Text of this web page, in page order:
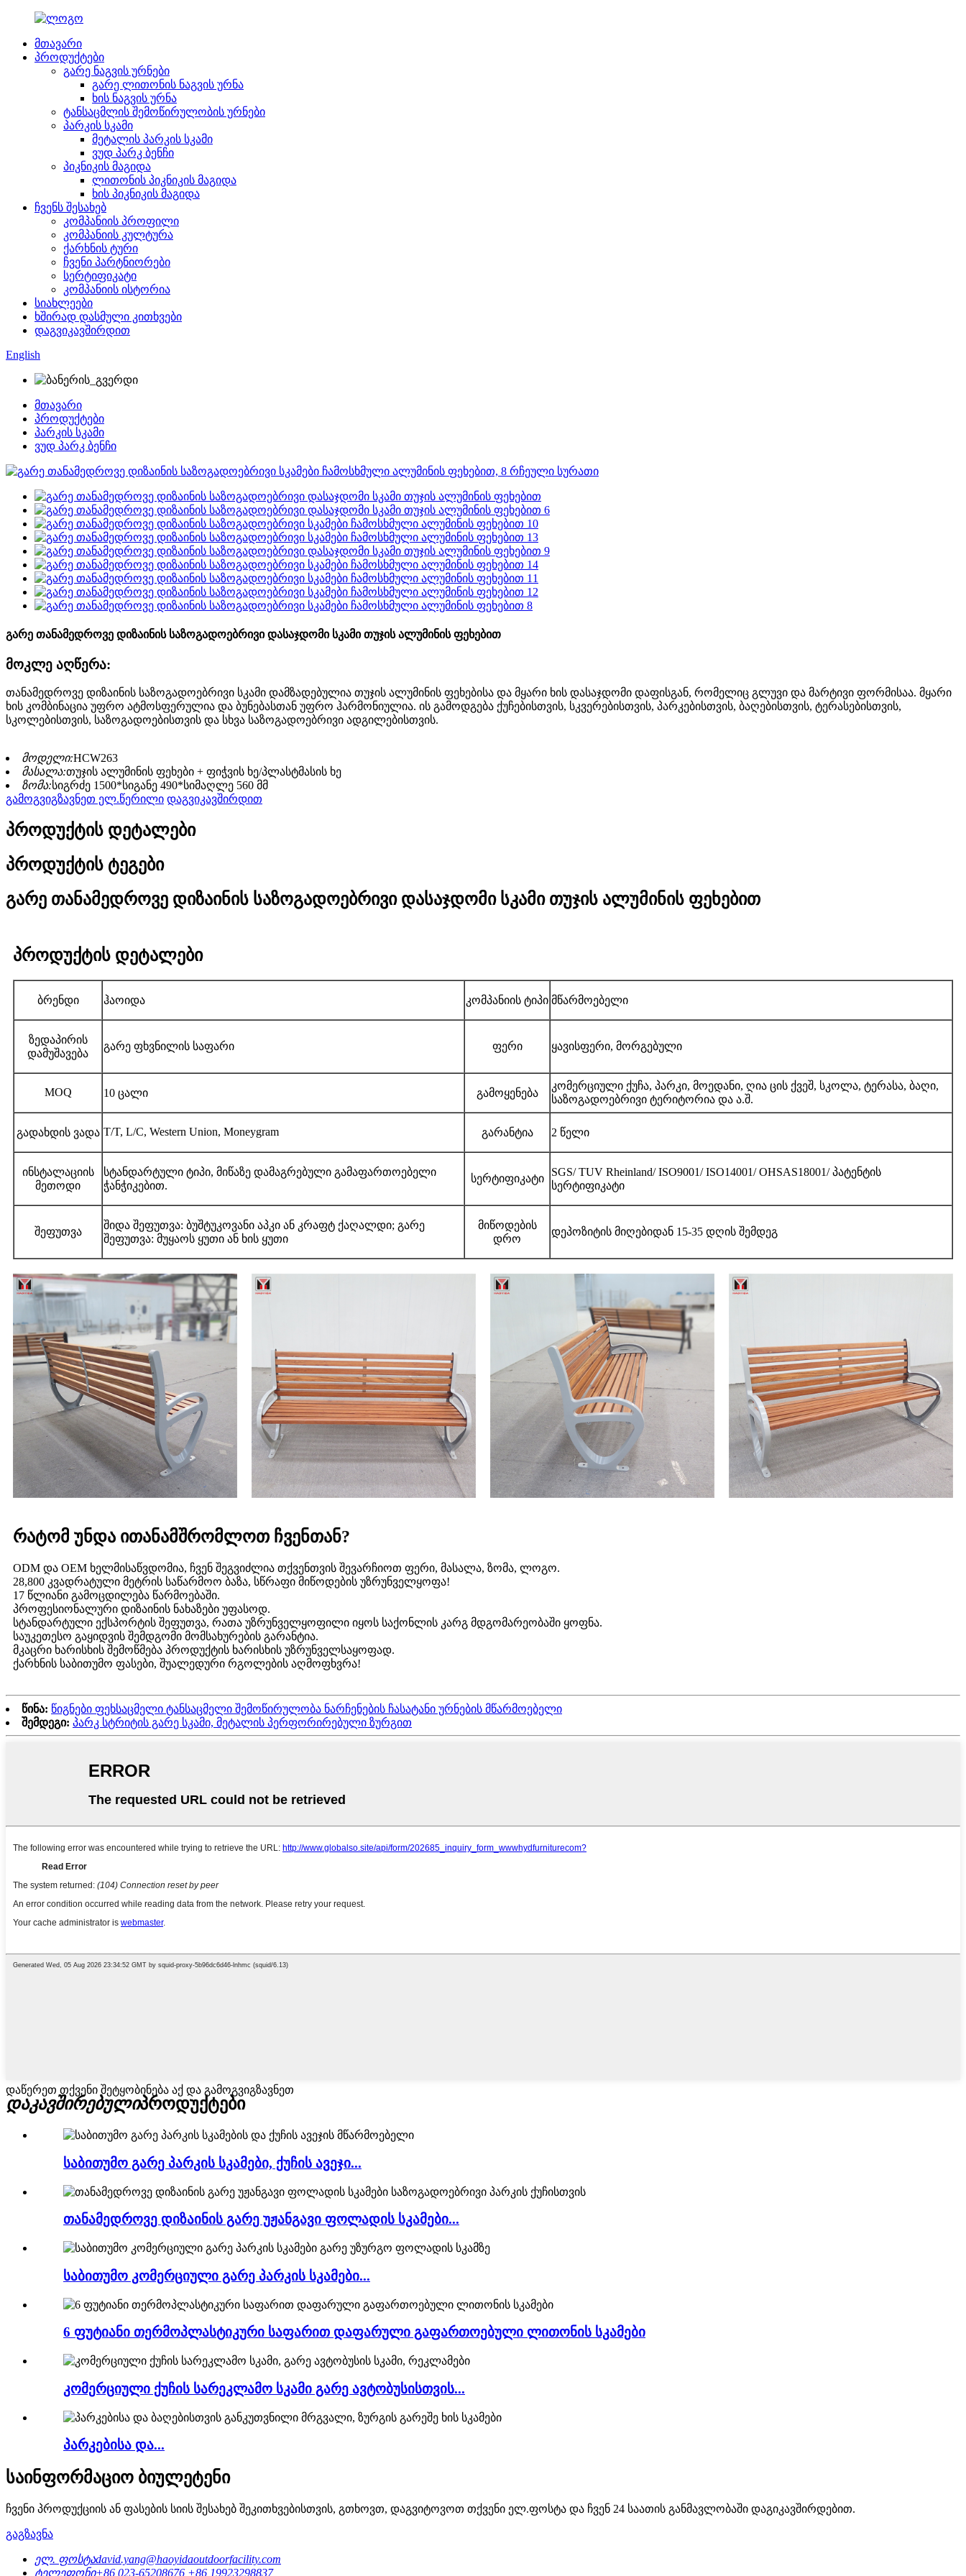
მთავარი
პროდუქტები
გარე ნაგვის ურნები
გარე ლითონის ნაგვის ურნა
ხის ნაგვის ურნა
ტანსაცმლის შემოწირულობის ურნები
პარკის სკამი
მეტალის პარკის სკამი
ვუდ პარკ ბენჩი
პიკნიკის მაგიდა
ლითონის პიკნიკის მაგიდა
ხის პიკნიკის მაგიდა
ჩვენს შესახებ
კომპანიის პროფილი
კომპანიის კულტურა
ქარხნის ტური
ჩვენი პარტნიორები
სერტიფიკატი
კომპანიის ისტორია
სიახლეები
ხშირად დასმული კითხვები
დაგვიკავშირდით
English
მთავარი
პროდუქტები
პარკის სკამი
ვუდ პარკ ბენჩი
გარე თანამედროვე დიზაინის საზოგადოებრივი დასაჯდომი სკამი თუჯის ალუმინის ფეხებით
მოკლე აღწერა:
თანამედროვე დიზაინის საზოგადოებრივი სკამი დამზადებულია თუჯის ალუმინის ფეხებისა და მყარი ხის დასაჯდომი დაფისგან, რომელიც გლუვი და მარტივი ფორმისაა. მყარი
ხის კომბინაცია უფრო ატმოსფერულია და ბუნებასთან უფრო ჰარმონიულია. ის გამოდგება ქუჩებისთვის, სკვერებისთვის, პარკებისთვის, ბაღებისთვის, ტერასებისთვის,
სკოლებისთვის, საზოგადოებისთვის და სხვა საზოგადოებრივი ადგილებისთვის.
მოდელი:HCW263
მასალა:თუჯის ალუმინის ფეხები + ფიჭვის ხე/პლასტმასის ხე
ზომა:სიგრძე 1500*სიგანე 490*სიმაღლე 560 მმ
გამოგვიგზავნეთ ელ.წერილი დაგვიკავშირდით
პროდუქტის დეტალები
პროდუქტის ტეგები
გარე თანამედროვე დიზაინის საზოგადოებრივი დასაჯდომი სკამი თუჯის ალუმინის ფეხებით
პროდუქტის დეტალები
ბრენდი ჰაოიდა კომპანიის ტიპი მწარმოებელი
ზედაპირის
დამუშავება
გარე ფხვნილის საფარი ფერი ყავისფერი, მორგებული
MOQ 10 ცალი გამოყენება
კომერციული ქუჩა, პარკი, მოედანი, ღია ცის ქვეშ, სკოლა, ტერასა, ბაღი,
საზოგადოებრივი ტერიტორია და ა.შ.
გადახდის ვადა T/T, L/C, Western Union, Moneygram გარანტია 2 წელი
ინსტალაციის
მეთოდი
სტანდარტული ტიპი, მიწაზე დამაგრებული გამაფართოებელი
ჭანჭიკებით.
სერტიფიკატი
SGS/ TUV Rheinland/ ISO9001/ ISO14001/ OHSAS18001/ პატენტის
სერტიფიკატი
შეფუთვა
შიდა შეფუთვა: ბუშტუკოვანი აპკი ან კრაფტ ქაღალდი; გარე
შეფუთვა: მუყაოს ყუთი ან ხის ყუთი
მიწოდების
დრო
დეპოზიტის მიღებიდან 15-35 დღის შემდეგ
რატომ უნდა ითანამშრომლოთ ჩვენთან?
ODM და OEM ხელმისაწვდომია, ჩვენ შეგვიძლია თქვენთვის შევარჩიოთ ფერი, მასალა, ზომა, ლოგო.
28,800 კვადრატული მეტრის საწარმოო ბაზა, სწრაფი მიწოდების უზრუნველყოფა!
17 წლიანი გამოცდილება წარმოებაში.
პროფესიონალური დიზაინის ნახაზები უფასოდ.
სტანდარტული ექსპორტის შეფუთვა, რათა უზრუნველყოფილი იყოს საქონლის კარგ მდგომარეობაში ყოფნა.
საუკეთესო გაყიდვის შემდგომი მომსახურების გარანტია.
მკაცრი ხარისხის შემოწმება პროდუქტის ხარისხის უზრუნველსაყოფად.
ქარხნის საბითუმო ფასები, შუალედური რგოლების აღმოფხვრა!
წინა: წიგნები ფეხსაცმელი ტანსაცმელი შემოწირულობა ნარჩენების ჩასატანი ურნების მწარმოებელი
შემდეგი: პარკ სტრიტის გარე სკამი, მეტალის პერფორირებული ზურგით
დაწერეთ თქვენი შეტყობინება აქ და გამოგვიგზავნეთ
დაკავშირებულიპროდუქტები
საბითუმო გარე პარკის სკამები, ქუჩის ავეჯი...
თანამედროვე დიზაინის გარე უჟანგავი ფოლადის სკამები...
საბითუმო კომერციული გარე პარკის სკამები...
6 ფუტიანი თერმოპლასტიკური საფარით დაფარული გაფართოებული ლითონის სკამები
კომერციული ქუჩის სარეკლამო სკამი გარე ავტობუსისთვის...
პარკებისა და...
საინფორმაციო ბიულეტენი
ჩვენი პროდუქციის ან ფასების სიის შესახებ შეკითხვებისთვის, გთხოვთ, დაგვიტოვოთ თქვენი ელ.ფოსტა და ჩვენ 24 საათის განმავლობაში დაგიკავშირდებით.
გაგზავნა
ელ. ფოსტაdavid.yang@haoyidaoutdoorfacility.com
ტელეფონი+86 023-65208676 +86 19923298837